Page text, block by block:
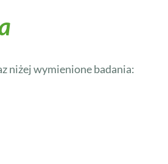
niżej wymienione badania: